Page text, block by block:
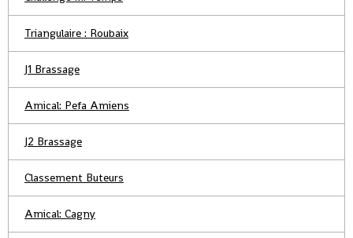
Triangulaire : Roubaix
J1 Brassage
Amical: Pefa Amiens
J2 Brassage
Classement Buteurs
Amical: Cagny